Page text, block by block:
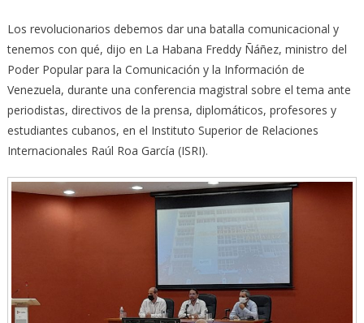
Los revolucionarios debemos dar una batalla comunicacional y
tenemos con qué, dijo en La Habana Freddy Ñáñez, ministro del
Poder Popular para la Comunicación y la Información de
Venezuela, durante una conferencia magistral sobre el tema ante
periodistas, directivos de la prensa, diplomáticos, profesores y
estudiantes cubanos, en el Instituto Superior de Relaciones
Internacionales Raúl Roa García (ISRI).